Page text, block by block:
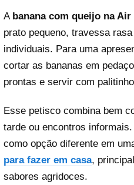
A banana com queijo na Air
prato pequeno, travessa
individuais. Para uma
cortar as bananas em
prontas e servir com
Esse petisco combina bem
tarde ou encontros
como opção diferente em
para fazer em casa,
sabores agridoces.